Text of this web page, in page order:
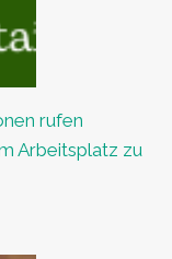
rufen
Arbeitsplatz zu